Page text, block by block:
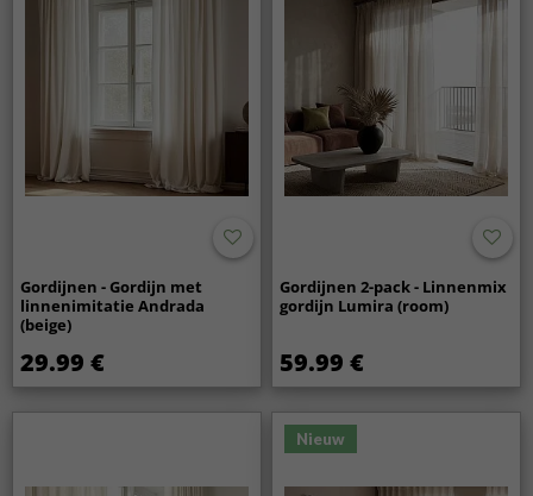
Gordijnen - Gordijn met
linnenimitatie Andrada
(beige)
29.99 €
Gordijnen 2-pack - Linnenmix
gordijn Lumira (room)
59.99 €
Nieuw